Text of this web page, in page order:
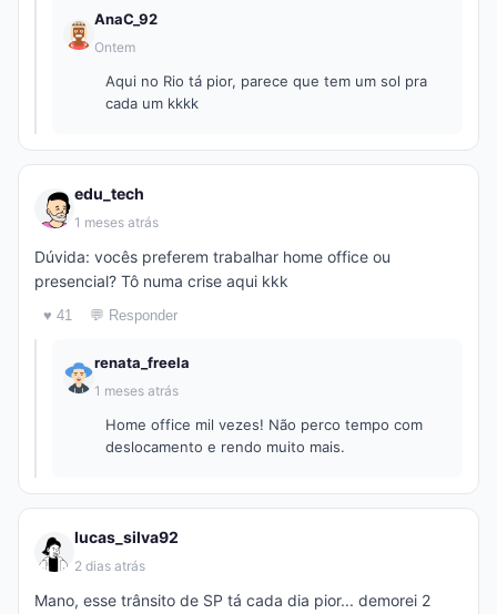
AnaC_92
Ontem
Aqui no Rio tá pior, parece que tem um sol pra
cada um kkkk
edu_tech
1 meses atrás
Dúvida: vocês preferem trabalhar home office ou
presencial? Tô numa crise aqui kkk
♥ 41 💬 Responder
renata_freela
1 meses atrás
Home office mil vezes! Não perco tempo com
deslocamento e rendo muito mais.
lucas_silva92
2 dias atrás
Mano, esse trânsito de SP tá cada dia pior... demorei 2